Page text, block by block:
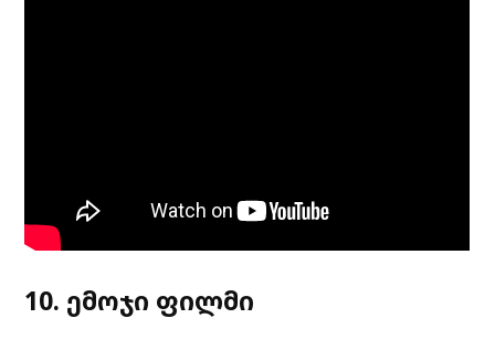
10. ემოჯი ფილმი